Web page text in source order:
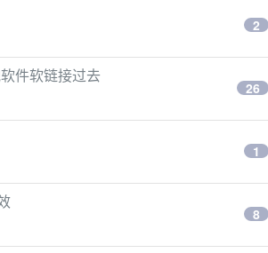
2
件软链接过去
26
1
8